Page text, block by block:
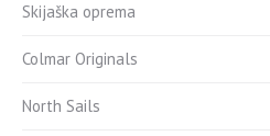
Skijaška oprema
Colmar Originals
North Sails